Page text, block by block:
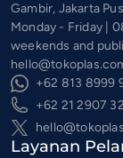
Gambir, Jakarta
Monday - Friday |
weekends and
+62 813 8999
+62 21 2907
Layanan